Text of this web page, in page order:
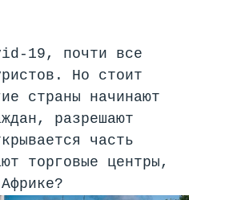
19, почти все
Но стоит
страны начинают
разрешают
часть
торговые центры,